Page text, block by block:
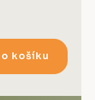
košíku